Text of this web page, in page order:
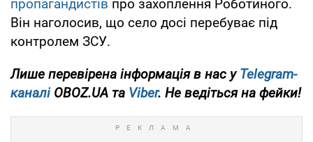
пропагандистів про захоплення Роботиного.
Він наголосив, що село досі перебуває під
контролем ЗСУ.
Лише перевірена інформація в нас уTelegram-
каналіOBOZ.UA та Viber. Не ведіться на фейки!